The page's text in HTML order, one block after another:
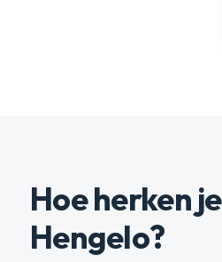
Hoe herken
Hengelo?